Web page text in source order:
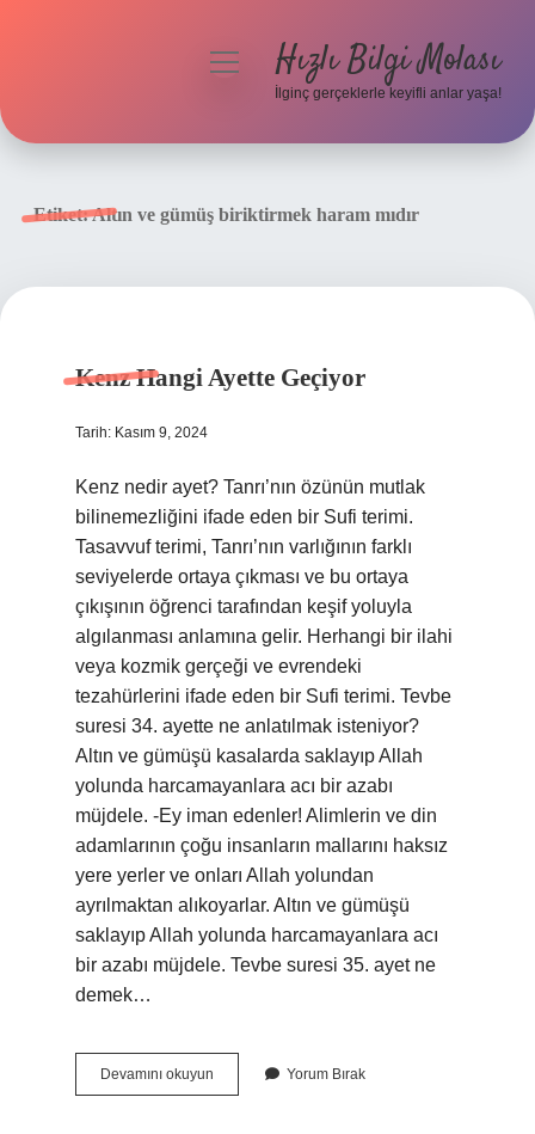
menüyüHızlı Bilgi Molası
İlginç gerçeklerle keyifli anlar yaşa!
Etiket:Altın ve gümüş biriktirmek haram mıdır
Kenz Hangi Ayette Geçiyor
Tarih: Kasım 9, 2024
Kenz nedir ayet? Tanrı’nın özünün mutlak
bilinemezliğini ifade eden bir Sufi terimi.
Tasavvuf terimi, Tanrı’nın varlığının farklı
seviyelerde ortaya çıkması ve bu ortaya
çıkışının öğrenci tarafından keşif yoluyla
algılanması anlamına gelir. Herhangi bir ilahi
veya kozmik gerçeği ve evrendeki
tezahürlerini ifade eden bir Sufi terimi. Tevbe
suresi 34. ayette ne anlatılmak isteniyor?
Altın ve gümüşü kasalarda saklayıp Allah
yolunda harcamayanlara acı bir azabı
müjdele. -Ey iman edenler! Alimlerin ve din
adamlarının çoğu insanların mallarını haksız
yere yerler ve onları Allah yolundan
ayrılmaktan alıkoyarlar. Altın ve gümüşü
saklayıp Allah yolunda harcamayanlara acı
bir azabı müjdele. Tevbe suresi 35. ayet ne
demek…
Devamını okuyun
Hangi
Yorum Bırak